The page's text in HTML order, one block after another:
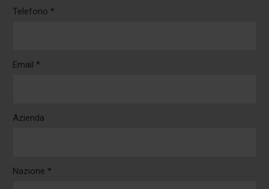
Telefono *
Email *
Azienda
Nazione *